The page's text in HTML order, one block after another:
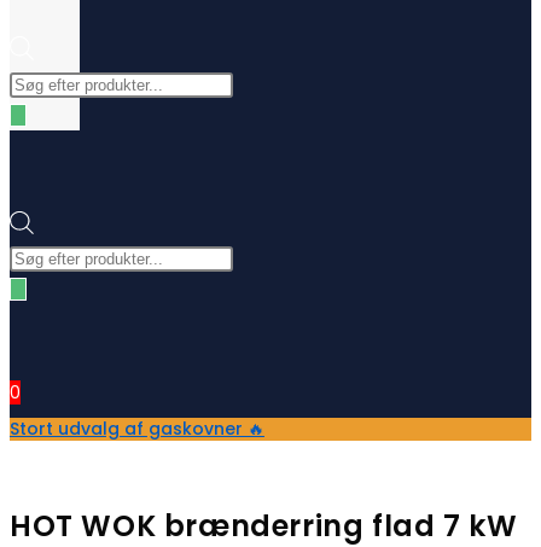
search
Products
Products
0
Stort udvalg af gaskovner 🔥
HOT WOK brænderring flad 7 kW